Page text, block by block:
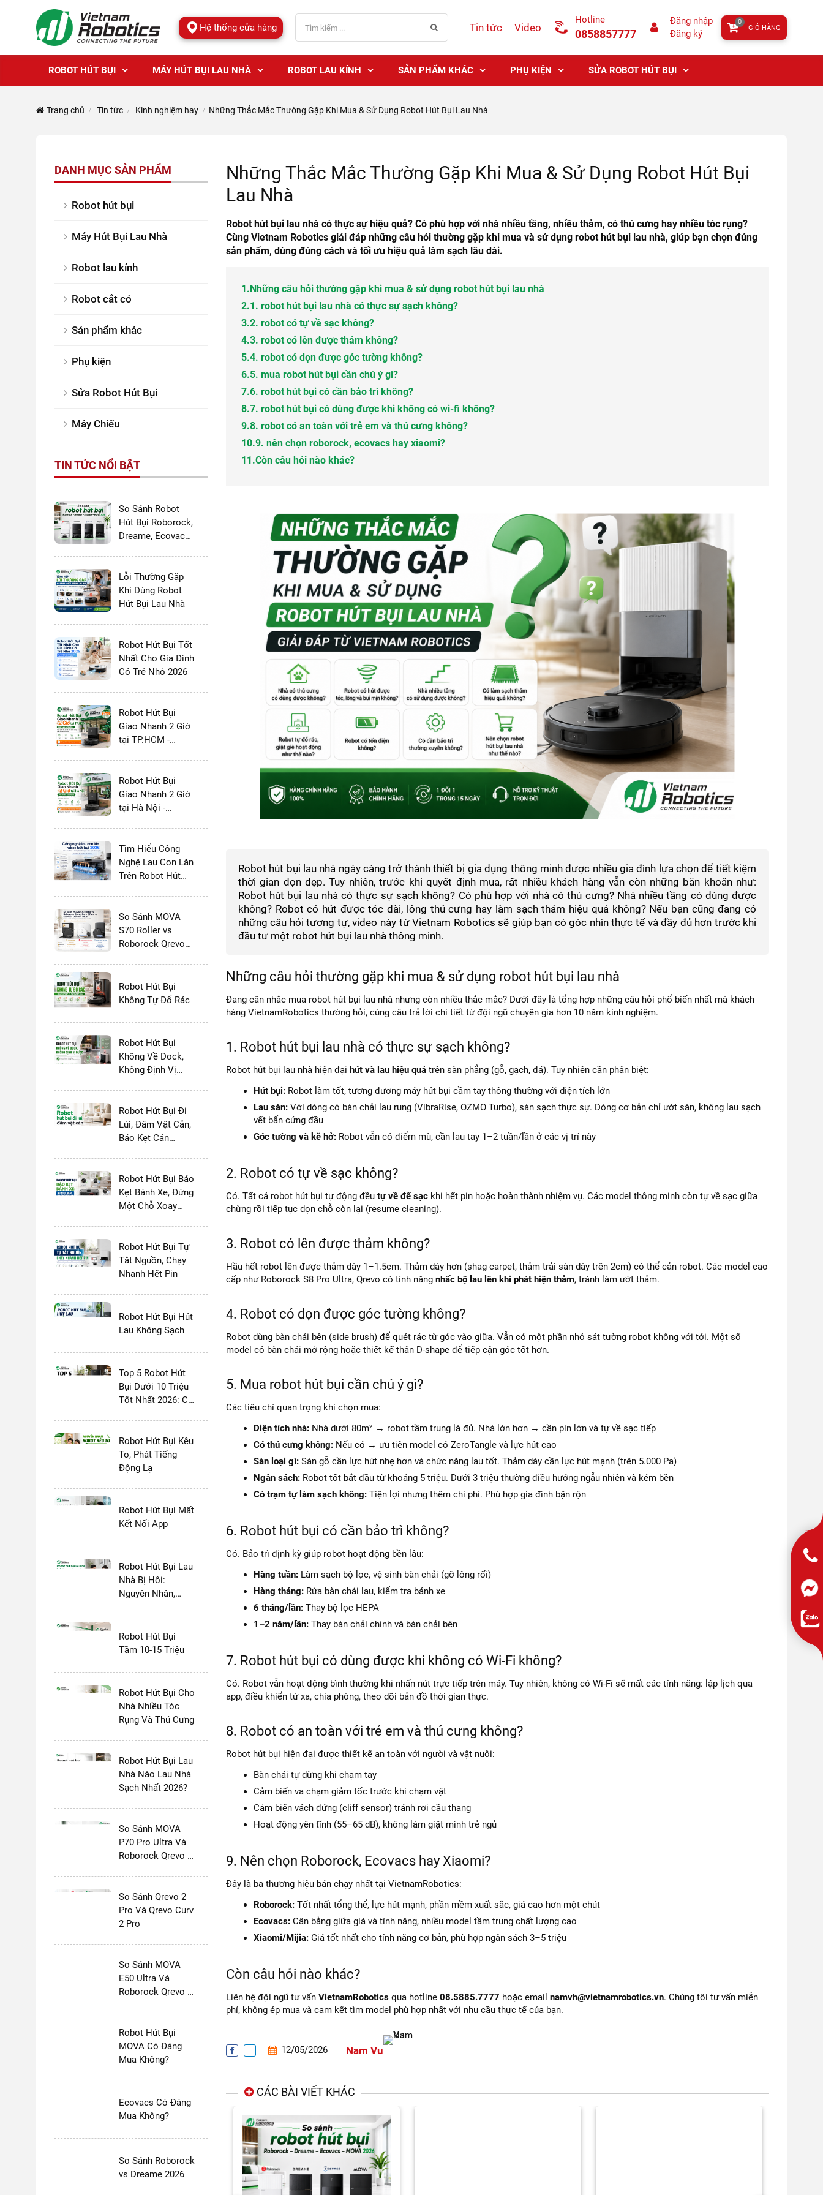
Hệ thống cửa hàng Tin tức Video
Hotline
0858857777
Đăng nhập
Đăng ký
GIỎ HÀNG
0
ROBOT HÚT BỤI MÁY HÚT BỤI LAU NHÀ ROBOT LAU KÍNH SẢN PHẨM KHÁC PHỤ KIỆN SỬA ROBOT HÚT BỤI
Trang chủ Tin tức Kinh nghiệm hay Những Thắc Mắc Thường Gặp Khi Mua & Sử Dụng Robot Hút Bụi Lau Nhà
DANH MỤC SẢN PHẨM
Robot hút bụi
Máy Hút Bụi Lau Nhà
Robot lau kính
Robot cắt cỏ
Sản phẩm khác
Phụ kiện
Sửa Robot Hút Bụi
Máy Chiếu
TIN TỨC NỔI BẬT
So Sánh Robot
Hút Bụi Roborock,
Dreame, Ecovacs
Hiệu Nào?
Lỗi Thường Gặp
Khi Dùng Robot
Hút Bụi Lau Nhà
Robot Hút Bụi Tốt
Nhất Cho Gia Đình
Có Trẻ Nhỏ 2026
Robot Hút Bụi
Giao Nhanh 2 Giờ
tại TP.HCM -
Robot Hút Bụi
Giao Nhanh 2 Giờ
tại Hà Nội -
Tìm Hiểu Công
Nghệ Lau Con Lăn
Trên Robot Hút
Hơn Giẻ Xoay
Không?
So Sánh MOVA
S70 Roller vs
Roborock Qrevo
T80S - 2026
Robot Hút Bụi
Không Tự Đổ Rác
Robot Hút Bụi
Không Về Dock,
Không Định Vị
Robot Hút Bụi Đi
Lùi, Đâm Vật Cản,
Báo Kẹt Cản
Robot Hút Bụi Báo
Kẹt Bánh Xe, Đứng
Một Chỗ Xoay
Robot Hút Bụi Tự
Tắt Nguồn, Chạy
Nhanh Hết Pin
Robot Hút Bụi Hút
Lau Không Sạch
Top 5 Robot Hút
Bụi Dưới 10 Triệu
Tốt Nhất 2026: Có
Robot Hút Bụi Kêu
To, Phát Tiếng
Động Lạ
Robot Hút Bụi Mất
Kết Nối App
Robot Hút Bụi Lau
Nhà Bị Hôi:
Nguyên Nhân,
Robot Hút Bụi
Tầm 10-15 Triệu
Robot Hút Bụi Cho
Nhà Nhiều Tóc
Rụng Và Thú Cưng
Robot Hút Bụi Lau
Nhà Nào Lau Nhà
Sạch Nhất 2026?
So Sánh MOVA
P70 Pro Ultra Và
Roborock Qrevo 2
So Sánh Qrevo 2
Pro Và Qrevo Curv
2 Pro
So Sánh MOVA
E50 Ultra Và
Roborock Qrevo S
Robot Hút Bụi
MOVA Có Đáng
Mua Không?
Ecovacs Có Đáng
Mua Không?
So Sánh Roborock
vs Dreame 2026
Những Thắc Mắc Thường Gặp Khi Mua & Sử Dụng Robot Hút Bụi
Lau Nhà
Robot hút bụi lau nhà có thực sự hiệu quả? Có phù hợp với nhà nhiều tầng, nhiều thảm, có thú cưng hay nhiều tóc rụng?
Cùng Vietnam Robotics giải đáp những câu hỏi thường gặp khi mua và sử dụng robot hút bụi lau nhà, giúp bạn chọn đúng
sản phẩm, dùng đúng cách và tối ưu hiệu quả làm sạch lâu dài.
1.Những câu hỏi thường gặp khi mua & sử dụng robot hút bụi lau nhà
2.1. robot hút bụi lau nhà có thực sự sạch không?
3.2. robot có tự về sạc không?
4.3. robot có lên được thảm không?
5.4. robot có dọn được góc tường không?
6.5. mua robot hút bụi cần chú ý gì?
7.6. robot hút bụi có cần bảo trì không?
8.7. robot hút bụi có dùng được khi không có wi-fi không?
9.8. robot có an toàn với trẻ em và thú cưng không?
10.9. nên chọn roborock, ecovacs hay xiaomi?
11.Còn câu hỏi nào khác?
Robot hút bụi lau nhà ngày càng trở thành thiết bị gia dụng thông minh được nhiều gia đình lựa chọn để tiết kiệm
thời gian dọn dẹp. Tuy nhiên, trước khi quyết định mua, rất nhiều khách hàng vẫn còn những băn khoăn như:
Robot hút bụi lau nhà có thực sự sạch không? Có phù hợp với nhà có thú cưng? Nhà nhiều tầng có dùng được
không? Robot có hút được tóc dài, lông thú cưng hay làm sạch thảm hiệu quả không? Nếu bạn cũng đang có
những câu hỏi tương tự, video này từ Vietnam Robotics sẽ giúp bạn có góc nhìn thực tế và đầy đủ hơn trước khi
đầu tư một robot hút bụi lau nhà thông minh.
Những câu hỏi thường gặp khi mua & sử dụng robot hút bụi lau nhà
Đang cân nhắc mua robot hút bụi lau nhà nhưng còn nhiều thắc mắc? Dưới đây là tổng hợp những câu hỏi phổ biến nhất mà khách
hàng VietnamRobotics thường hỏi, cùng câu trả lời chi tiết từ đội ngũ chuyên gia hơn 10 năm kinh nghiệm.
1. Robot hút bụi lau nhà có thực sự sạch không?
Robot hút bụi lau nhà hiện đại hút và lau hiệu quảtrên sàn phẳng (gỗ, gạch, đá). Tuy nhiên cần phân biệt:
Hút bụi:Robot làm tốt, tương đương máy hút bụi cầm tay thông thường với diện tích lớn
Lau sàn:Với dòng có bàn chải lau rung (VibraRise, OZMO Turbo), sàn sạch thực sự. Dòng cơ bản chỉ ướt sàn, không lau sạch
vết bẩn cứng đầu
Góc tường và kẽ hở:Robot vẫn có điểm mù, cần lau tay 1–2 tuần/lần ở các vị trí này
2. Robot có tự về sạc không?
Có. Tất cả robot hút bụi tự động đều tự về đế sạckhi hết pin hoặc hoàn thành nhiệm vụ. Các model thông minh còn tự về sạc giữa
chừng rồi tiếp tục dọn chỗ còn lại (resume cleaning).
3. Robot có lên được thảm không?
Hầu hết robot lên được thảm dày 1–1.5cm. Thảm dày hơn (shag carpet, thảm trải sàn dày trên 2cm) có thể cản robot. Các model cao
cấp như Roborock S8 Pro Ultra, Qrevo có tính năng nhấc bộ lau lên khi phát hiện thảm, tránh làm ướt thảm.
4. Robot có dọn được góc tường không?
Robot dùng bàn chải bên (side brush) để quét rác từ góc vào giữa. Vẫn có một phần nhỏ sát tường robot không với tới. Một số
model có bàn chải mở rộng hoặc thiết kế thân D-shape để tiếp cận góc tốt hơn.
5. Mua robot hút bụi cần chú ý gì?
Các tiêu chí quan trọng khi chọn mua:
Diện tích nhà:Nhà dưới 80m² → robot tầm trung là đủ. Nhà lớn hơn → cần pin lớn và tự về sạc tiếp
Có thú cưng không:Nếu có → ưu tiên model có ZeroTangle và lực hút cao
Sàn loại gì:Sàn gỗ cần lực hút nhẹ hơn và chức năng lau tốt. Thảm dày cần lực hút mạnh (trên 5.000 Pa)
Ngân sách:Robot tốt bắt đầu từ khoảng 5 triệu. Dưới 3 triệu thường điều hướng ngẫu nhiên và kém bền
Có trạm tự làm sạch không:Tiện lợi nhưng thêm chi phí. Phù hợp gia đình bận rộn
6. Robot hút bụi có cần bảo trì không?
Có. Bảo trì định kỳ giúp robot hoạt động bền lâu:
Hàng tuần:Làm sạch bộ lọc, vệ sinh bàn chải (gỡ lông rối)
Hàng tháng:Rửa bàn chải lau, kiểm tra bánh xe
6 tháng/lần:Thay bộ lọc HEPA
1–2 năm/lần:Thay bàn chải chính và bàn chải bên
7. Robot hút bụi có dùng được khi không có Wi-Fi không?
Có. Robot vẫn hoạt động bình thường khi nhấn nút trực tiếp trên máy. Tuy nhiên, không có Wi-Fi sẽ mất các tính năng: lập lịch qua
app, điều khiển từ xa, chia phòng, theo dõi bản đồ thời gian thực.
8. Robot có an toàn với trẻ em và thú cưng không?
Robot hút bụi hiện đại được thiết kế an toàn với người và vật nuôi:
Bàn chải tự dừng khi chạm tay
Cảm biến va chạm giảm tốc trước khi chạm vật
Cảm biến vách đứng (cliff sensor) tránh rơi cầu thang
Hoạt động yên tĩnh (55–65 dB), không làm giật mình trẻ ngủ
9. Nên chọn Roborock, Ecovacs hay Xiaomi?
Đây là ba thương hiệu bán chạy nhất tại VietnamRobotics:
Roborock:Tốt nhất tổng thể, lực hút mạnh, phần mềm xuất sắc, giá cao hơn một chút
Ecovacs:Cân bằng giữa giá và tính năng, nhiều model tầm trung chất lượng cao
Xiaomi/Mijia:Giá tốt nhất cho tính năng cơ bản, phù hợp ngân sách 3–5 triệu
Còn câu hỏi nào khác?
Liên hệ đội ngũ tư vấn VietnamRoboticsqua hotline 08.5885.7777 hoặc email namvh@vietnamrobotics.vn. Chúng tôi tư vấn miễn
phí, không ép mua và cam kết tìm model phù hợp nhất với nhu cầu thực tế của bạn.
12/05/2026 Nam Vu
CÁC BÀI VIẾT KHÁC